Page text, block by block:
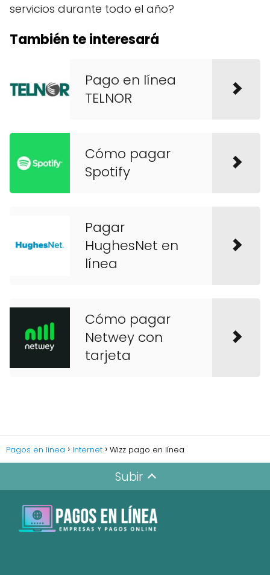
servicios durante todo el año?
También te interesará
Pago en línea
TELNOR
Cómo pagar
Spotify
Pagar
HughesNet en
línea
Cómo pagar
Netwey con
tarjeta
Pagos en línea Internet Wizz pago en línea
Subir